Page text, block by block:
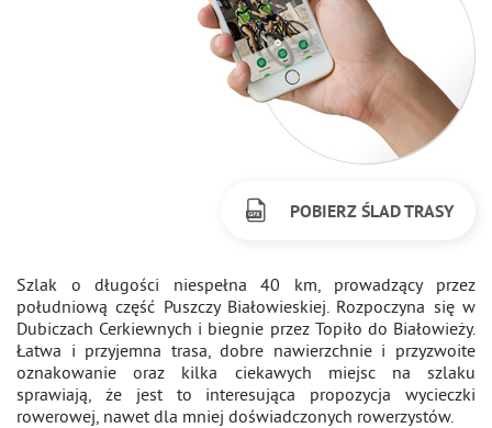
POBIERZ ŚLAD TRASY
Szlak o długości niespełna 40 km, prowadzący przez
południową część Puszczy Białowieskiej. Rozpoczyna się w
Dubiczach Cerkiewnych i biegnie przez Topiło do Białowieży.
Łatwa i przyjemna trasa, dobre nawierzchnie i przyzwoite
oznakowanie oraz kilka ciekawych miejsc na szlaku
sprawiają, że jest to interesująca propozycja wycieczki
rowerowej, nawet dla mniej doświadczonych rowerzystów.